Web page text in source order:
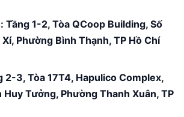
Tầng 1-2, Tòa QCoop Building, Số
Phường Bình Thạnh, TP Hồ Chí
2-3, Tòa 17T4, Hapulico Complex,
Huy Tưởng, Phường Thanh Xuân, TP